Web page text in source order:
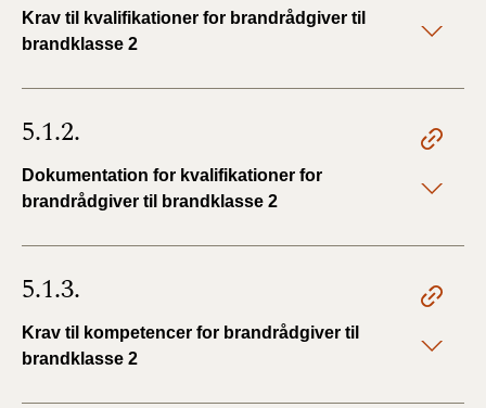
Krav til kvalifikationer for brandrådgiver til
brandklasse 2
5.1.2.
Dokumentation for kvalifikationer for
brandrådgiver til brandklasse 2
5.1.3.
Krav til kompetencer for brandrådgiver til
brandklasse 2